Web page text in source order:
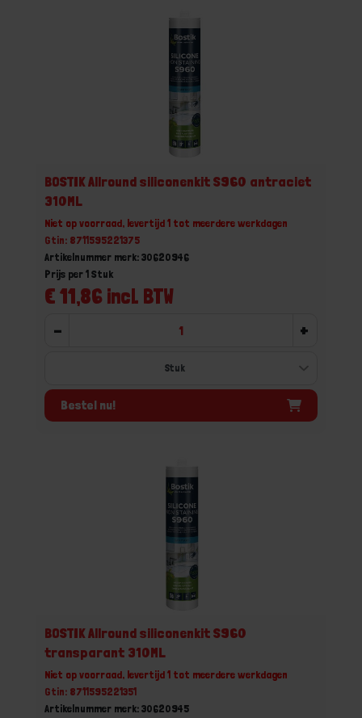
BOSTIK Allround siliconenkit S960 antraciet
310ML
Niet op voorraad, levertijd 1 tot meerdere werkdagen
Gtin: 8711595221375
Artikelnummer merk: 30620946
€ 11,86 incl. BTW
Prijs per 1 Stuk
- +
Bestel nu!
BOSTIK Allround siliconenkit S960
transparant 310ML
Niet op voorraad, levertijd 1 tot meerdere werkdagen
Gtin: 8711595221351
Artikelnummer merk: 30620945